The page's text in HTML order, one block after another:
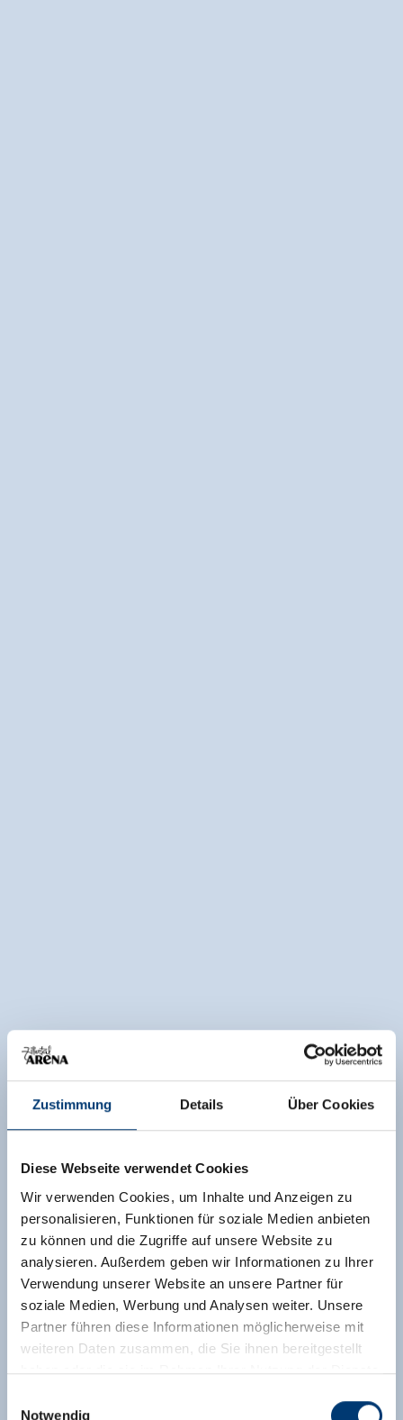
Zustimmung Details Über Cookies
Diese Webseite verwendet Cookies
Wir verwenden Cookies, um Inhalte und Anzeigen zu
personalisieren, Funktionen für soziale Medien anbieten
zu können und die Zugriffe auf unsere Website zu
analysieren. Außerdem geben wir Informationen zu Ihrer
Verwendung unserer Website an unsere Partner für
soziale Medien, Werbung und Analysen weiter. Unsere
Partner führen diese Informationen möglicherweise mit
weiteren Daten zusammen, die Sie ihnen bereitgestellt
haben oder die sie im Rahmen Ihrer Nutzung der Dienste
Notwendig